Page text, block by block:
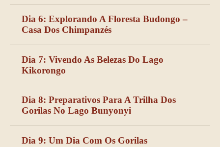
Dia 6: Explorando A Floresta Budongo –
Casa Dos Chimpanzés
Dia 7: Vivendo As Belezas Do Lago
Kikorongo
Dia 8: Preparativos Para A Trilha Dos
Gorilas No Lago Bunyonyi
Dia 9: Um Dia Com Os Gorilas